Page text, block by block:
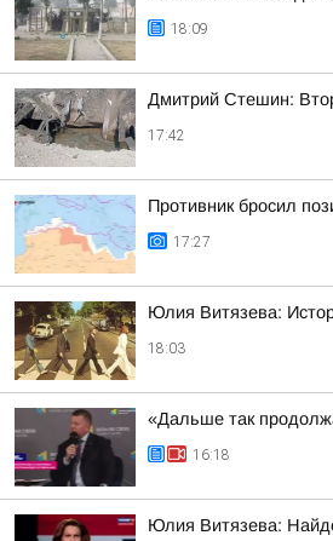
18:09
Дмитрий Стешин:
17:42
Противник бросил
17:27
Юлия Витязева:
18:03
«Дальше так
16:18
Юлия Витязева: